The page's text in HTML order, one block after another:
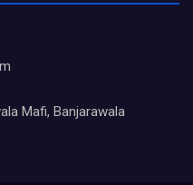
Mafi, Banjarawala